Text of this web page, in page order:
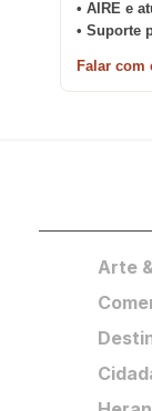
• AIRE e
• Suporte
Falar
Arte